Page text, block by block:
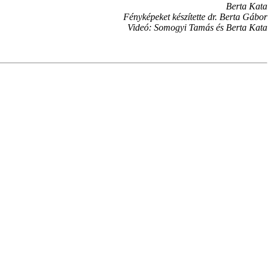
Berta Kata
Fényképeket készítette dr. Berta Gábor
Videó: Somogyi Tamás és Berta Kata